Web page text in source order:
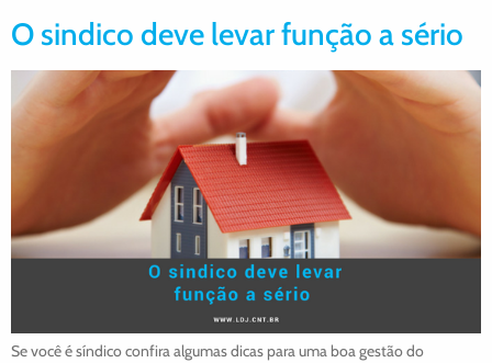
O sindico deve levar função a sério
Se você é síndico confira algumas dicas para uma boa gestão do